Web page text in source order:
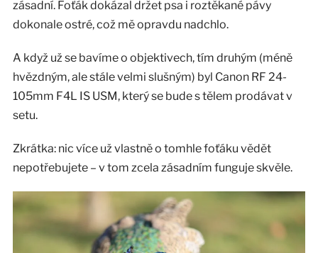
zásadní. Foťák dokázal držet psa i roztěkané pávy
dokonale ostré, což mě opravdu nadchlo.
A když už se bavíme o objektivech, tím druhým (méně
hvězdným, ale stále velmi slušným) byl Canon RF 24-
105mm F4L IS USM, který se bude s tělem prodávat v
setu.
Zkrátka: nic více už vlastně o tomhle foťáku vědět
nepotřebujete – v tom zcela zásadním funguje skvěle.